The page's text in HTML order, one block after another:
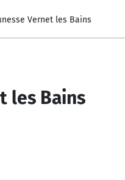
Vernet les Bains
les Bains